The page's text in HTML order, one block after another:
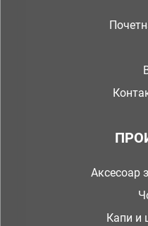
Аксесоар
Капи и